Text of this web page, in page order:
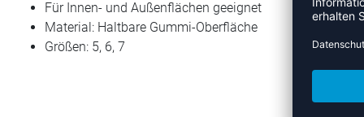
Für Innen- und Außenflächen geeignet
Material: Haltbare Gummi-Oberfläche
Größen: 5, 6, 7